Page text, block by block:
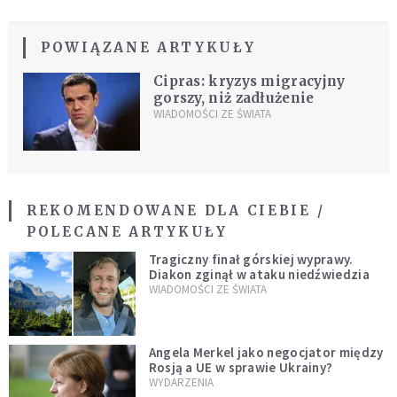
POWIĄZANE ARTYKUŁY
Cipras: kryzys migracyjny
gorszy, niż zadłużenie
WIADOMOŚCI ZE ŚWIATA
REKOMENDOWANE DLA CIEBIE /
POLECANE ARTYKUŁY
Tragiczny finał górskiej wyprawy.
Diakon zginął w ataku niedźwiedzia
WIADOMOŚCI ZE ŚWIATA
Angela Merkel jako negocjator między
Rosją a UE w sprawie Ukrainy?
WYDARZENIA